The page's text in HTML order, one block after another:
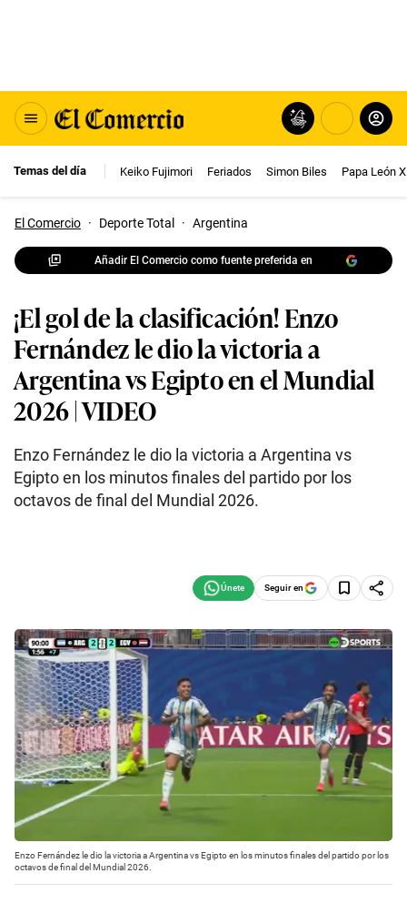
Temas del día Keiko Fujimori Feriados Simon Biles Papa León
El Comercio · Deporte Total · Argentina
Añadir El Comercio como fuente preferida en
¡El gol de la clasificación! Enzo
Fernández le dio la victoria a
Argentina vs Egipto en el Mundial
2026 | VIDEO
Enzo Fernández le dio la victoria a Argentina vs
Egipto en los minutos finales del partido por los
octavos de final del Mundial 2026.
Seguir en
Enzo Fernández le dio la victoria a Argentina vs Egipto en los minutos finales del partido por los
octavos de final del Mundial 2026.